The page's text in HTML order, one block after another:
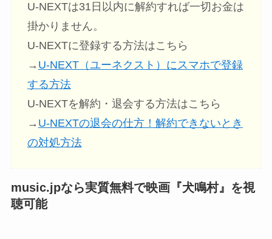
U-NEXTは31日以内に解約すれば一切お金は
掛かりません。
U-NEXTに登録する方法はこちら
→ U-NEXT（ユーネクスト）にスマホで登録
する方法
U-NEXTを解約・退会する方法はこちら
→ U-NEXTの退会の仕方！解約できないとき
の対処方法
music.jpなら実質無料で映画『犬鳴村』を視
聴可能